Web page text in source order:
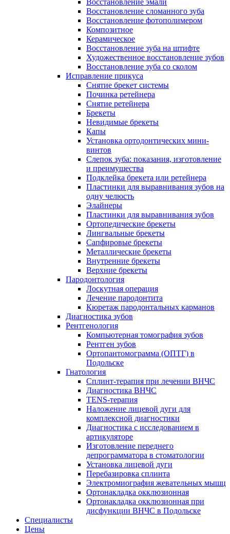
Восстановление сломанного зуба
Восстановление фотополимером
Композитное
Керамическое
Восстановление зуба на штифте
Художественное восстановление зубов
Восстановление зуба со сколом
Исправление прикуса
Снятие брекет системы
Починка ретейнера
Снятие ретейнера
Брекеты
Невидимые брекеты
Капы
Установка ортодонтических мини-
винтов
Слепок зуба: показания, изготовление
и преимущества
Подклейка брекета или ретейнера
Пластинки для выравнивания зубов на
одну челюсть
Элайнеры
Пластинки для выравнивания зубов
Ортопедические брекеты
Лингвальные брекеты
Сапфировые брекеты
Металлические брекеты
Внутренние брекеты
Верхние брекеты
Пародонтология
Лоскутная операция
Лечение пародонтита
Кюретаж пародонтальных карманов
Диагностика зубов
Рентгенология
Компьютерная томография зубов
Рентген зубов
Ортопантомограмма (ОПТГ) в
Подольске
Гнатология
Сплинт-терапия при лечении ВНЧС
Диагностика ВНЧС
TENS-терапия
Наложение лицевой дуги для
комплексной диагностики
Диагностика с исследованием в
артикуляторе
Изготовление переднего
депрограмматора в стоматологии
Установка лицевой дуги
Перебазировка сплинта
Электромиография жевательных мышц
Ортонакладка окклюзионная
Ортонакладка окклюзионная при
дисфункции ВНЧС в Подольске
Специалисты
Цены